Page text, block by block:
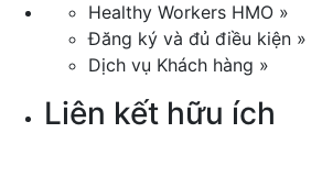
Healthy Workers HMO »
Đăng ký và đủ điều kiện »
Dịch vụ Khách hàng »
Liên kết hữu ích